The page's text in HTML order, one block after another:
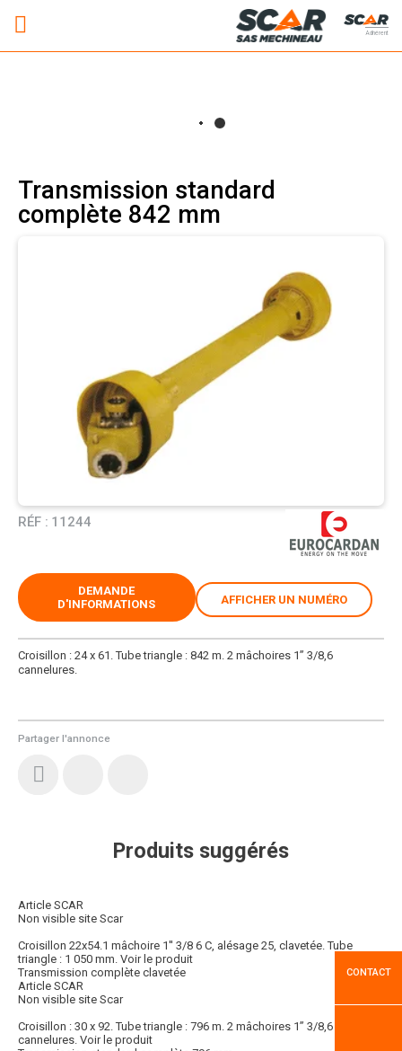
Adhérent
Transmission standard
complète 842 mm
RÉF : 11244
Partager l'annonce
Croisillon : 24 x 61. Tube triangle : 842 m. 2 mâchoires 1’’ 3/8,6
cannelures.
DEMANDE
D'INFORMATIONS
AFFICHER UN NUMÉRO
Produits suggérés
Article SCAR
Non visible site Scar
Croisillon 22x54.1 mâchoire 1'' 3/8 6 C, alésage 25, clavetée. Tube
triangle : 1 050 mm. Voir le produit
Transmission complète clavetée
Article SCAR
Non visible site Scar
Croisillon : 30 x 92. Tube triangle : 796 m. 2 mâchoires 1’’ 3/8,6
cannelures. Voir le produit
CONTACT